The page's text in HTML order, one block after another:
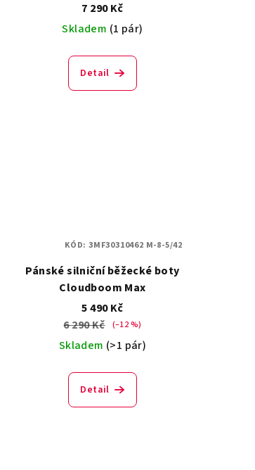
7 290 Kč
Skladem (1 pár)
Detail
Pánské silniční běžecké boty
Cloudboom Max
5 490 Kč
6 290 Kč
(–12 %)
Skladem (>1 pár)
Detail
KÓD: 3MF30310462 M-8-5/42